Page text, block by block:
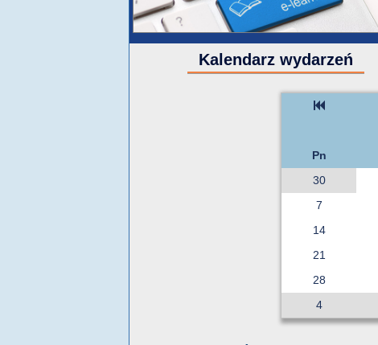
Kalendarz wydarzeń
Pn
30
7
14
21
28
4